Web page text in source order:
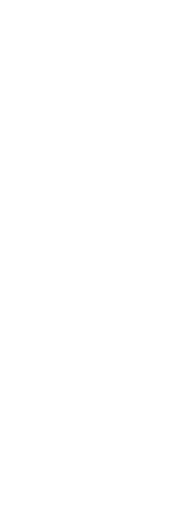
Las
alguna casa
marihuana.
campo un
En el
sospechas
de secado.
La droga y
Puesto de la